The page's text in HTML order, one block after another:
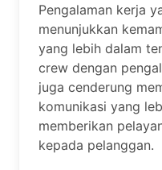
Pengalaman kerja
menunjukkan
yang lebih dalam
crew dengan
juga cenderung
komunikasi yang
memberikan
kepada pelanggan.